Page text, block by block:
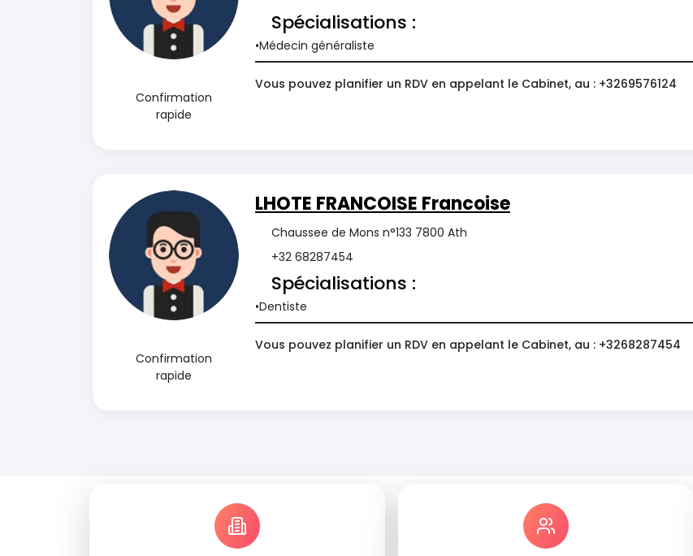
Confirmation
rapide
Spécialisations :
Médecin généraliste
Vous pouvez planifier un RDV en appelant le Cabinet, au : +3269576124
Confirmation
rapide
LHOTE FRANCOISE Francoise
Chaussee de Mons n°133 7800 Ath
+32 68287454
Spécialisations :
Dentiste
Vous pouvez planifier un RDV en appelant le Cabinet, au : +3268287454